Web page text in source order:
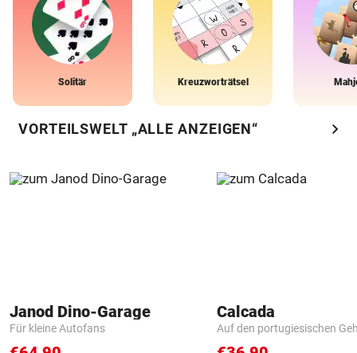
Solitär Kreuzworträtsel
VORTEILSWELT „ALLE ANZEIGEN“ chevron_right
Janod Dino-Garage
Für kleine Autofans
Calcada
Auf den portugiesischen